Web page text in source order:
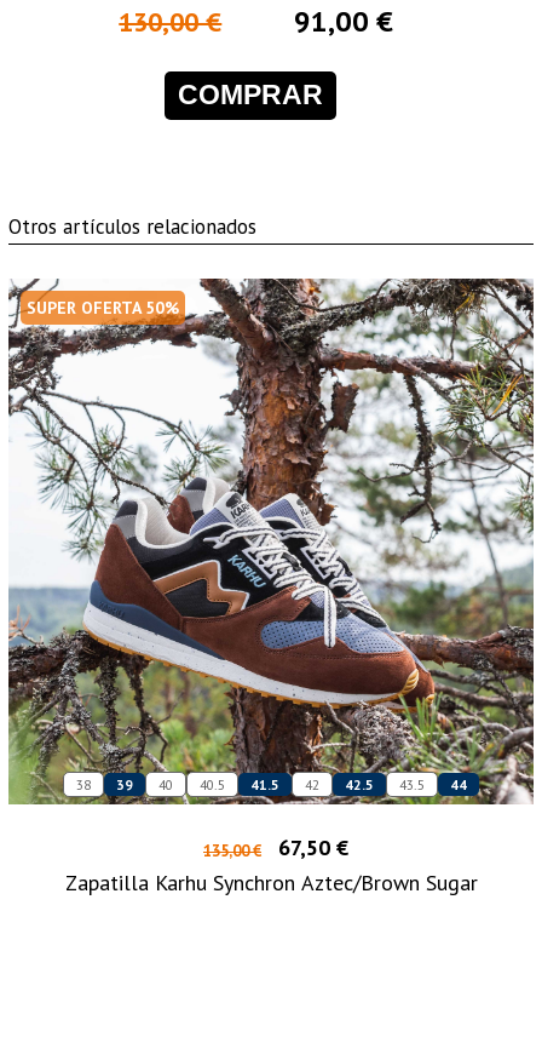
130,00 € 91,00 €
COMPRAR
Otros artículos relacionados
SUPER OFERTA 50%
38 39 40 40.5 41.5 42 42.5 43.5 44
135,00 €
67,50 €
Zapatilla Karhu Synchron Aztec/Brown Sugar